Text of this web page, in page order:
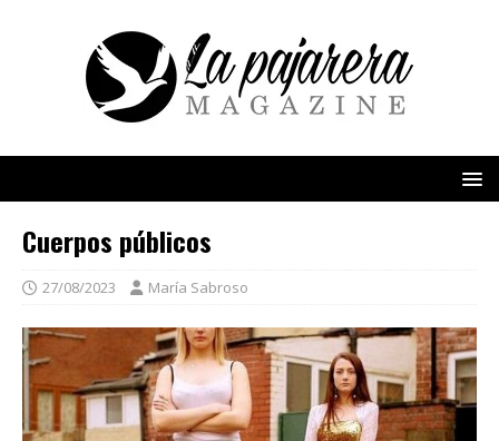
Cuerpos públicos
27/08/2023 María Sabroso